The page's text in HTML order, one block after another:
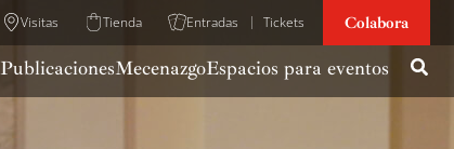
Visitas Tienda Entradas Tickets Colabora
PublicacionesMecenazgoEspacios para eventos